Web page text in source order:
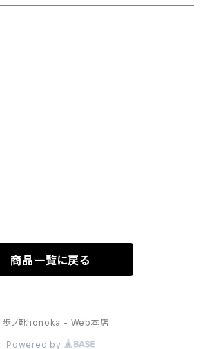
商品一覧に戻る
ノ靴honoka - Web本店
Powered by